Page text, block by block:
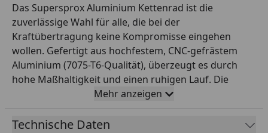
Das Supersprox Aluminium Kettenrad ist die
zuverlässige Wahl für alle, die bei der
Kraftübertragung keine Kompromisse eingehen
wollen. Gefertigt aus hochfestem, CNC-gefrästem
Aluminium (7075-T6-Qualität), überzeugt es durch
hohe Maßhaltigkeit und einen ruhigen Lauf. Die
Verzahnung ist auf Teilung 530 und 39 Zähne
ausgelegt und passt damit exakt zur entsprechenden
Kette. Mit einem Innendurchmesser von 120,0 mm
Mehr anzeigen
Technische Daten